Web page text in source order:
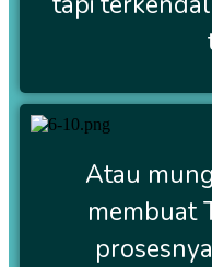
Atau
membuat